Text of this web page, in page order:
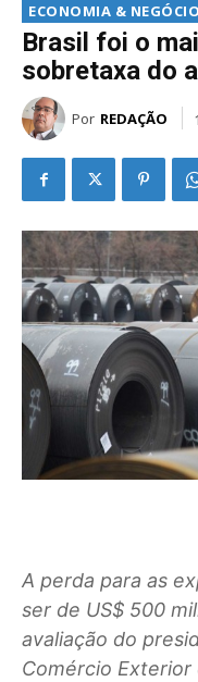
ECONOMIA &
Brasil foi o
sobretaxa do
Por REDAÇÃO
A perda para as
ser de US$ 500
avaliação do
Comércio Exterior